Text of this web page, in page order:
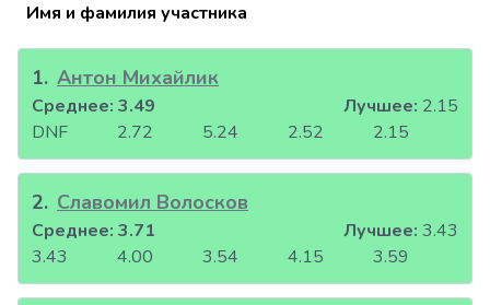
Имя и фамилия участника
1. Антон Михайлик
DNF 2.72 5.24 2.52 2.15
Среднее: 3.49 Лучшее: 2.15
2. Славомил Волосков
3.43 4.00 3.54 4.15 3.59
Среднее: 3.71 Лучшее: 3.43